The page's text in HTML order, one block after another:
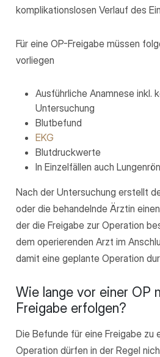
komplikationslosen Verlauf des
Für eine OP-Freigabe müssen
vorliegen
Ausführliche Anamnese inkl.
Untersuchung
Blutbefund
EKG
Blutdruckwerte
In Einzelfällen auch
Nach der Untersuchung erstellt
oder die behandelnde Ärztin
der die Freigabe zur Operation
dem operierenden Arzt im
damit eine geplante Operation
Wie lange vor einer OP
Freigabe erfolgen?
Die Befunde für eine Freigabe zu
Operation dürfen in der Regel